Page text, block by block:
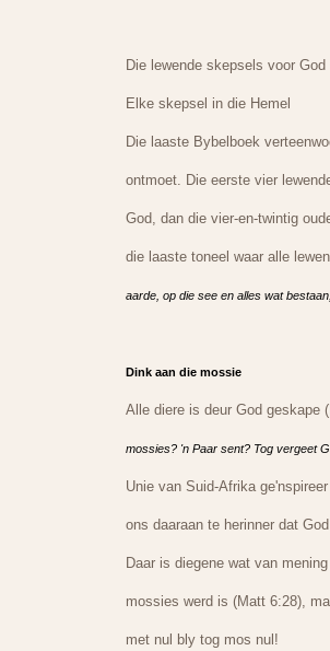
Die lewende skepsels voor
Elke skepsel in die Hemel
Die laaste Bybelboek
ontmoet. Die eerste vier
God, dan die vier-en-twintig
die laaste toneel waar alle
aarde, op die see en alles wat
Dink aan die mossie
Alle diere is deur God geskape
mossies? 'n Paar sent? Tog vergeet
Unie van Suid-Afrika
ons daaraan te herinner dat
Daar is diegene wat van
mossies werd is (Matt 6:28),
met nul bly tog mos nul!